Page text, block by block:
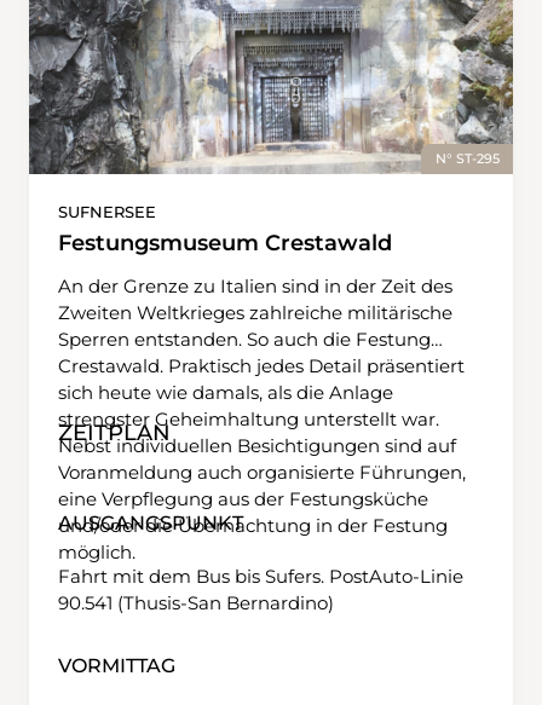
N° ST-295
SUFNERSEE
Festungsmuseum Crestawald
An der Grenze zu Italien sind in der Zeit des
Zweiten Weltkrieges zahlreiche militärische
Sperren entstanden. So auch die Festung
Crestawald. Praktisch jedes Detail präsentiert
sich heute wie damals, als die Anlage
strengster Geheimhaltung unterstellt war.
Nebst individuellen Besichtigungen sind auf
Voranmeldung auch organisierte Führungen,
eine Verpflegung aus der Festungsküche
und/oder die Übernachtung in der Festung
möglich.
ZEITPLAN
AUSGANGSPUNKT
Fahrt mit dem Bus bis Sufers. PostAuto-Linie
90.541 (Thusis-San Bernardino)
VORMITTAG